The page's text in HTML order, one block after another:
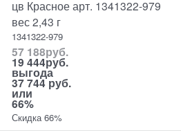
цв Красное арт. 1341322-979
вес 2,43 г
1341322-979
57 188руб.
19 444руб.
выгода
37 744 руб.
или
66%
Скидка 66%